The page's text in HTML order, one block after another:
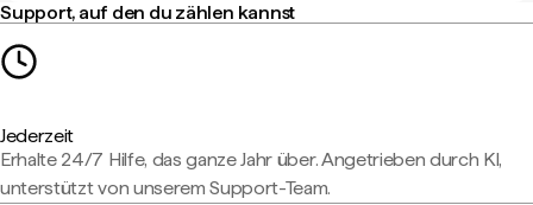
Support, auf den du zählen kannst
Jederzeit
Erhalte 24/7 Hilfe, das ganze Jahr über. Angetrieben durch KI,
unterstützt von unserem Support-Team.